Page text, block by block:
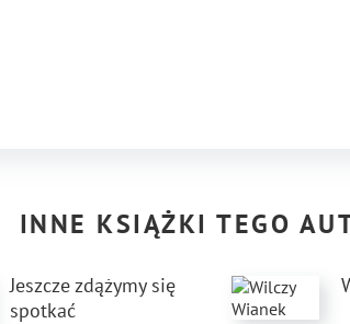
INNE KSIĄŻKI TEGO
Jeszcze zdążymy się
spotkać